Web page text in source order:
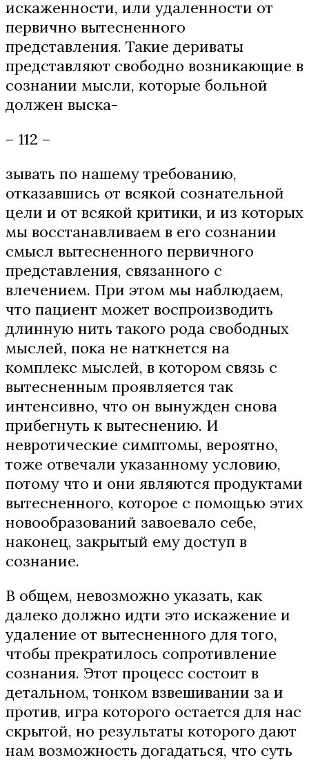
искаженности, или удаленности от
первично вытесненного
представления. Такие дериваты
представляют свободно возникающие в
сознании мысли, которые больной
должен выска-
– 112 –
зывать по нашему требованию,
отказавшись от всякой сознательной
цели и от всякой критики, и из которых
мы восстанавливаем в его сознании
смысл вытесненного первичного
представления, связанного с
влечением. При этом мы наблюдаем,
что пациент может воспроизводить
длинную нить такого рода свободных
мыслей, пока не наткнется на
комплекс мыслей, в котором связь с
вытесненным проявляется так
интенсивно, что он вынужден снова
прибегнуть к вытеснению. И
невротические симптомы, вероятно,
тоже отвечали указанному условию,
потому что и они являются продуктами
вытесненного, которое с помощью этих
новообразований завоевало себе,
наконец, закрытый ему доступ в
сознание.
В общем, невозможно указать, как
далеко должно идти это искажение и
удаление от вытесненного для того,
чтобы прекратилось сопротивление
сознания. Этот процесс состоит в
детальном, тонком взвешивании за и
против, игра которого остается для нас
скрытой, но результаты которого дают
нам возможность догадаться, что суть